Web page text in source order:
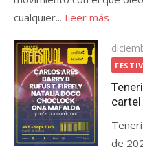
cualquier... Leer más
el
cartel
de